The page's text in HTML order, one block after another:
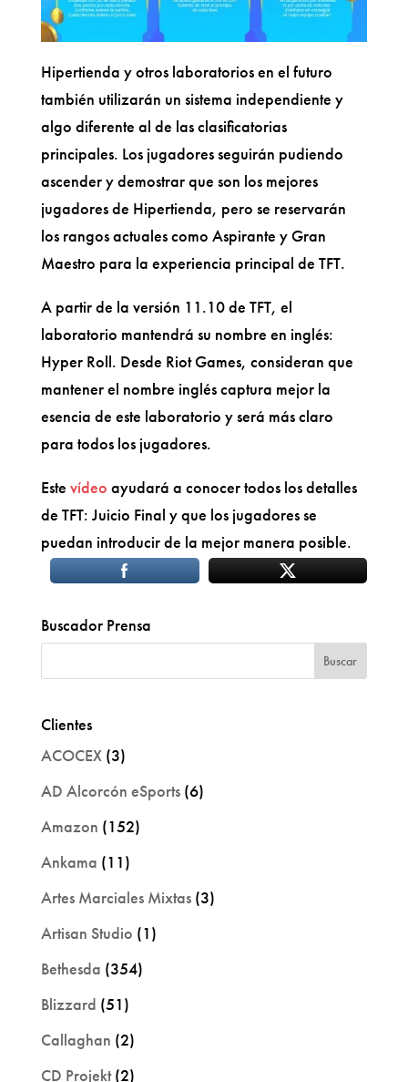
Hipertienda y otros laboratorios en el futuro
también utilizarán un sistema independiente y
algo diferente al de las clasificatorias
principales. Los jugadores seguirán pudiendo
ascender y demostrar que son los mejores
jugadores de Hipertienda, pero se reservarán
los rangos actuales como Aspirante y Gran
Maestro para la experiencia principal de TFT.
A partir de la versión 11.10 de TFT, el
laboratorio mantendrá su nombre en inglés:
Hyper Roll. Desde Riot Games, consideran que
mantener el nombre inglés captura mejor la
esencia de este laboratorio y será más claro
para todos los jugadores.
Este vídeo ayudará a conocer todos los detalles
de TFT: Juicio Final y que los jugadores se
puedan introducir de la mejor manera posible.
Buscador Prensa
Clientes
ACOCEX(3)
AD Alcorcón eSports(6)
Amazon (152)
Ankama (11)
Artes Marciales Mixtas(3)
Artisan Studio (1)
Bethesda (354)
Blizzard (51)
Callaghan (2)
CD Projekt(2)